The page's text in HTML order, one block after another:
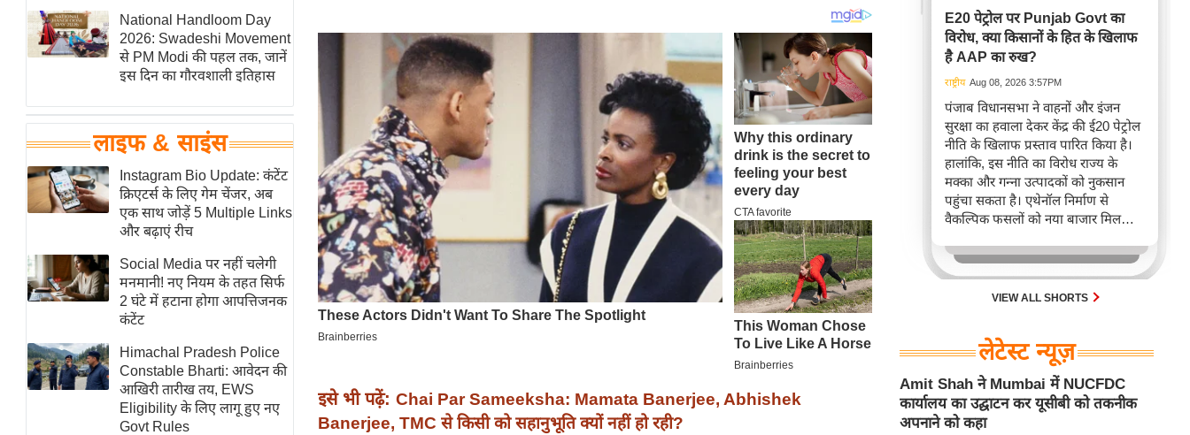
News
लाइफस्टाइल
टेक्नॉलॉजी
घरेलू नुस्खे
पर्यटन स्थल
फिटनेस मंत्रा
रिलेशनशिप
राजनीति
विश्लेषण
समसामयिक
मातृभूमि
स्तंभ
एम.
आर.
National Handloom Day
2026: Swadeshi Movement
से PM Modi की पहल तक, जानें
इस दिन का गौरवशाली इतिहास
लाइफ & साइंस
Instagram Bio Update: कंटेंट
क्रिएटर्स के लिए गेम चेंजर, अब
एक साथ जोड़ें 5 Multiple Links
और बढ़ाएं रीच
Social Media पर नहीं चलेगी
मनमानी! नए नियम के तहत सिर्फ
2 घंटे में हटाना होगा आपत्तिजनक
कंटेंट
Himachal Pradesh Police
Constable Bharti: आवेदन की
आखिरी तारीख तय, EWS
Eligibility के लिए लागू हुए नए
Govt Rules
इसे भी पढ़ें: Chai Par Sameeksha: Mamata Banerjee, Abhishek
Banerjee, TMC से किसी को सहानुभूति क्यों नहीं हो रही?
E20 पेट्रोल पर Punjab Govt का
विरोध, क्या किसानों के हित के खिलाफ
है AAP का रुख?
राष्ट्रीय Aug 08, 2026 3:57PM
पंजाब विधानसभा ने वाहनों और इंजन
सुरक्षा का हवाला देकर केंद्र की ई20 पेट्रोल
नीति के खिलाफ प्रस्ताव पारित किया है।
हालांकि, इस नीति का विरोध राज्य के
मक्का और गन्ना उत्पादकों को नुकसान
पहुंचा सकता है। एथेनॉल निर्माण से
वैकल्पिक फसलों को नया बाजार मिलता
अर्थव्यवस्था के लिए महत्वपूर्ण है।
VIEW ALL SHORTS
लेटेस्ट न्यूज़
Amit Shah ने Mumbai में NUCFDC
कार्यालय का उद्घाटन कर यूसीबी को तकनीक
अपनाने को कहा